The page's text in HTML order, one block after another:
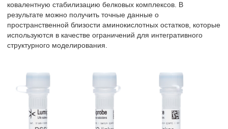
ковалентную стабилизацию белковых комплексов. В
результате можно получить точные данные о
пространственной близости аминокислотных остатков, которые
используются в качестве ограничений для интегративного
структурного моделирования.